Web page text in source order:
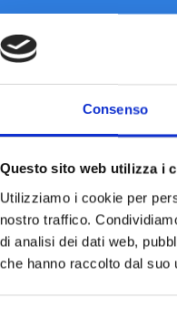
Consenso
Questo sito web utilizza i
Utilizziamo i cookie per
nostro traffico.
di analisi dei dati web,
che hanno raccolto dal